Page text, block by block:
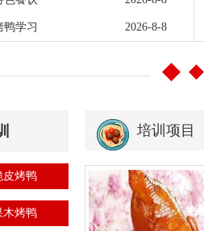
鸭学习 2026-8-8
皮烤鸭
木烤鸭
培训项目